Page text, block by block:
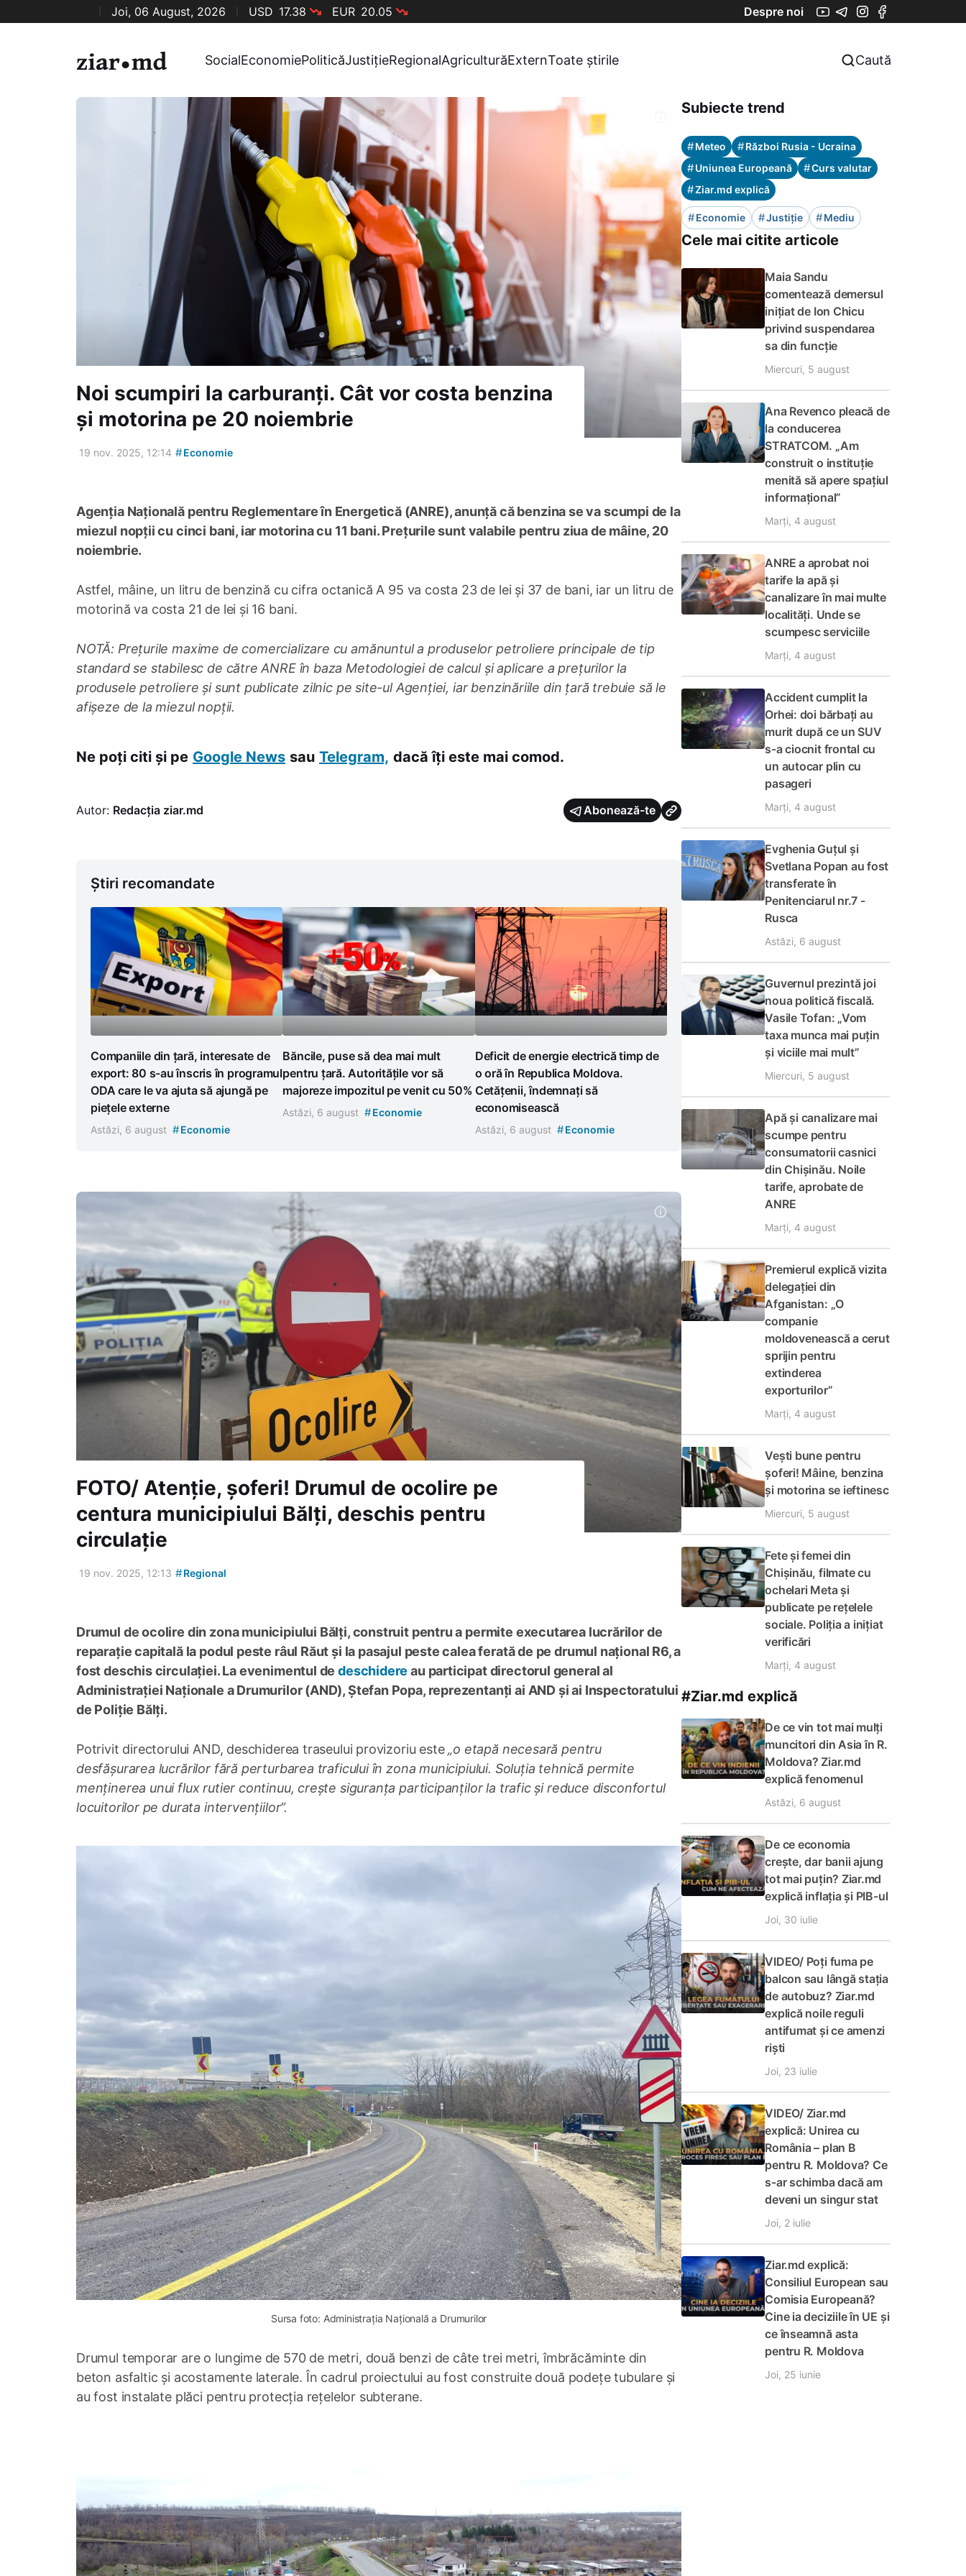
Joi, 06 August, 2026 USD 17.38 EUR 20.05 Despre noi
SocialEconomiePoliticăJustițieRegionalAgriculturăExternToate știrile Caută
Noi scumpiri la carburanți. Cât vor costa benzina
și motorina pe 20 noiembrie
19 nov. 2025, 12:14 #Economie
Agenția Națională pentru Reglementare în Energetică (ANRE), anunță că benzina se va scumpi de la
miezul nopții cu cinci bani, iar motorina cu 11 bani. Prețurile sunt valabile pentru ziua de mâine, 20
noiembrie.
Astfel, mâine, un litru de benzină cu cifra octanică A 95 va costa 23 de lei și 37 de bani, iar un litru de
motorină va costa 21 de lei și 16 bani.
NOTĂ: Prețurile maxime de comercializare cu amănuntul a produselor petroliere principale de tip
standard se stabilesc de către ANRE în baza Metodologiei de calcul și aplicare a prețurilor la
produsele petroliere și sunt publicate zilnic pe site-ul Agenției, iar benzinăriile din țară trebuie să le
afișeze de la miezul nopții.
Ne poți citi și pe Google News sau Telegram, dacă îți este mai comod.
Autor: Redacția ziar.md Abonează-te
Știri recomandate
Companiile din țară, interesate de
export: 80 s-au înscris în programul
ODA care le va ajuta să ajungă pe
piețele externe
Astăzi, 6 august #Economie
Băncile, puse să dea mai mult
pentru țară. Autoritățile vor să
majoreze impozitul pe venit cu 50%
Astăzi, 6 august #Economie
Deficit de energie electrică timp de
o oră în Republica Moldova.
Cetățenii, îndemnați să
economisească
Astăzi, 6 august #Economie
FOTO/ Atenție, șoferi! Drumul de ocolire pe
centura municipiului Bălți, deschis pentru
circulație
19 nov. 2025, 12:13 #Regional
Drumul de ocolire din zona municipiului Bălți, construit pentru a permite executarea lucrărilor de
reparație capitală la podul peste râul Răut și la pasajul peste calea ferată de pe drumul național R6, a
fost deschis circulației. La evenimentul dedeschidere au participat directorul general al
Administrației Naționale a Drumurilor (AND), Ștefan Popa, reprezentanți ai AND și ai Inspectoratului
de Poliție Bălți.
Potrivit directorului AND, deschiderea traseului provizoriu este„o etapă necesară pentru
desfășurarea lucrărilor fără perturbarea traficului în zona municipiului. Soluția tehnică permite
menținerea unui flux rutier continuu, crește siguranța participanților la trafic și reduce disconfortul
locuitorilor pe durata intervențiilor”.
Sursa foto: Administrația Națională a Drumurilor
Drumul temporar are o lungime de 570 de metri, două benzi de câte trei metri, îmbrăcăminte din
beton asfaltic și acostamente laterale. În cadrul proiectului au fost construite două podețe tubulare și
au fost instalate plăci pentru protecția rețelelor subterane.
Subiecte trend
#Meteo #Război Rusia - Ucraina
#Uniunea Europeană #Curs valutar
#Ziar.md explică
#Economie #Justiție #Mediu
Cele mai citite articole
Maia Sandu
comentează demersul
inițiat de Ion Chicu
privind suspendarea
sa din funcție
Miercuri, 5 august
Ana Revenco pleacă de
la conducerea
STRATCOM. „Am
construit o instituție
menită să apere spațiul
informațional”
Marți, 4 august
ANRE a aprobat noi
tarife la apă și
canalizare în mai multe
localități. Unde se
scumpesc serviciile
Marți, 4 august
Accident cumplit la
Orhei: doi bărbați au
murit după ce un SUV
s-a ciocnit frontal cu
un autocar plin cu
pasageri
Marți, 4 august
Evghenia Guțul și
Svetlana Popan au fost
transferate în
Penitenciarul nr.7 -
Rusca
Astăzi, 6 august
Guvernul prezintă joi
noua politică fiscală.
Vasile Tofan: „Vom
taxa munca mai puțin
și viciile mai mult”
Miercuri, 5 august
Apă și canalizare mai
scumpe pentru
consumatorii casnici
din Chișinău. Noile
tarife, aprobate de
ANRE
Marți, 4 august
Premierul explică vizita
delegației din
Afganistan: „O
companie
moldovenească a cerut
sprijin pentru
extinderea
exporturilor”
Marți, 4 august
Vești bune pentru
șoferi! Mâine, benzina
și motorina se ieftinesc
Miercuri, 5 august
Fete și femei din
Chișinău, filmate cu
ochelari Meta și
publicate pe rețelele
sociale. Poliția a inițiat
verificări
Marți, 4 august
#Ziar.md explică
De ce vin tot mai mulți
muncitori din Asia în R.
Moldova? Ziar.md
explică fenomenul
Astăzi, 6 august
De ce economia
crește, dar banii ajung
tot mai puțin? Ziar.md
explică inflația și PIB-ul
Joi, 30 iulie
VIDEO/ Poți fuma pe
balcon sau lângă stația
de autobuz? Ziar.md
explică noile reguli
antifumat și ce amenzi
riști
Joi, 23 iulie
VIDEO/ Ziar.md
explică: Unirea cu
România – plan B
pentru R. Moldova? Ce
s-ar schimba dacă am
deveni un singur stat
Joi, 2 iulie
Ziar.md explică:
Consiliul European sau
Comisia Europeană?
Cine ia deciziile în UE și
ce înseamnă asta
pentru R. Moldova
Joi, 25 iunie